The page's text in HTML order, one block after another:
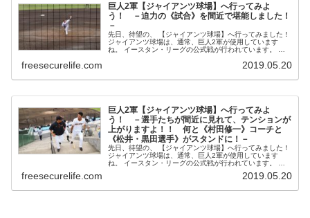
巨人2軍【ジャイアンツ球場】へ行ってみよ
う！ －迫力の《試合》を間近で堪能しました！
－
先日、待望の、 【ジャイアンツ球場】へ行ってみました！
ジャイアンツ球場は、通常、巨人2軍が使用しています
ね。 イースタン・リーグの公式戦が行われています。 本
freesecurelife.com 2019.05.20
巨人2軍【ジャイアンツ球場】へ行ってみよ
う！ －選手たちが間近に見れて、テンションが
上がりますよ！！ 何と《村田修一》コーチと
《松井・黒田選手》がスタンドに！－
先日、待望の、 【ジャイアンツ球場】へ行ってみました！
ジャイアンツ球場は、通常、巨人2軍が使用しています
ね。 イースタン・リーグの公式戦が行われています。 本
freesecurelife.com 2019.05.20